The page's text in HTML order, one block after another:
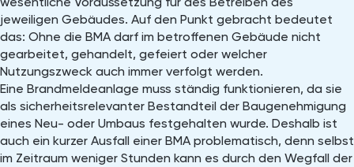
jeweiligen Gebäudes. Auf den Punkt gebracht bedeutet
das: Ohne die BMA darf im betroffenen Gebäude nicht
gearbeitet, gehandelt, gefeiert oder welcher
Nutzungszweck auch immer verfolgt werden.
Eine Brandmeldeanlage muss ständig funktionieren, da sie
als sicherheitsrelevanter Bestandteil der Baugenehmigung
eines Neu- oder Umbaus festgehalten wurde. Deshalb ist
auch ein kurzer Ausfall einer BMA problematisch, denn selbst
im Zeitraum weniger Stunden kann es durch den Wegfall der